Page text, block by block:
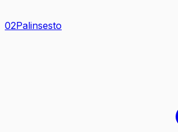
02Palinsesto